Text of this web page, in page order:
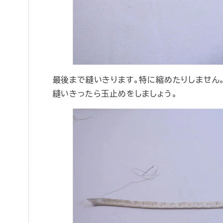
最後まで縫いきります。特に縮めたりしません
縫いきったら玉止めをしましょう。